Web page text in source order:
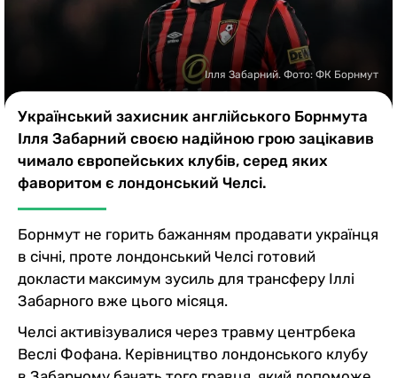
Казино
Ілля Забарний. Фото: ФК Борнмут
Український захисник англійського Борнмута
Ілля Забарний своєю надійною грою зацікавив
чимало європейських клубів, серед яких
фаворитом є лондонський Челсі.
Борнмут не горить бажанням продавати українця
в січні, проте лондонський Челсі готовий
докласти максимум зусиль для трансферу Іллі
Забарного вже цього місяця.
Челсі активізувалися через травму центрбека
Веслі Фофана. Керівництво лондонського клубу